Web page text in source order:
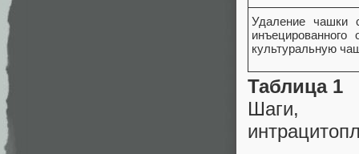
Удаление чашки
культуральную
Таблица 1
Шаги,